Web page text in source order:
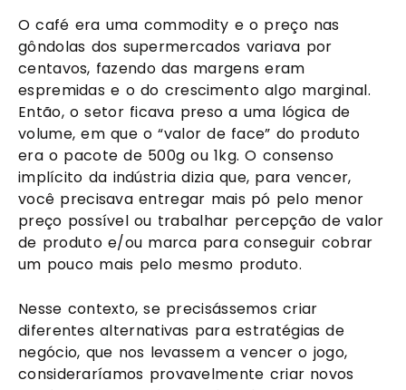
O café era uma commodity e o preço nas
gôndolas dos supermercados variava por
centavos, fazendo das margens eram
espremidas e o do crescimento algo marginal.
Então, o setor ficava preso a uma lógica de
volume, em que o “valor de face” do produto
era o pacote de 500g ou 1kg. O consenso
implícito da indústria dizia que, para vencer,
você precisava entregar mais pó pelo menor
preço possível ou trabalhar percepção de valor
de produto e/ou marca para conseguir cobrar
um pouco mais pelo mesmo produto.
Nesse contexto, se precisássemos criar
diferentes alternativas para estratégias de
negócio, que nos levassem a vencer o jogo,
consideraríamos provavelmente criar novos